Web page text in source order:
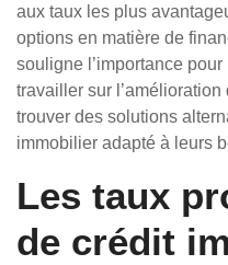
aux taux les plus
options en matière de
souligne l’importance
travailler sur
trouver des solutions
immobilier adapté à leurs
Les taux
de crédit